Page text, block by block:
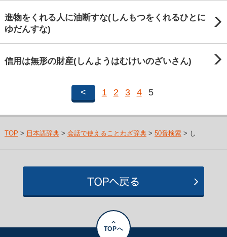
進物をくれる人に油断すな(しんもつをくれるひとに
ゆだんすな)
信用は無形の財産(しんようはむけいのざいさん)
< 1 2 3 4 5
TOP > 日本語辞典> 会話で使えることわざ辞典> 50音検索> し
TOPへ